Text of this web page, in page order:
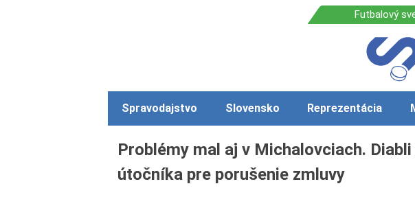
Spravodajstvo Slovensko Reprezentácia
Problémy mal aj v Michalovciach.
útočníka pre porušenie zmluvy